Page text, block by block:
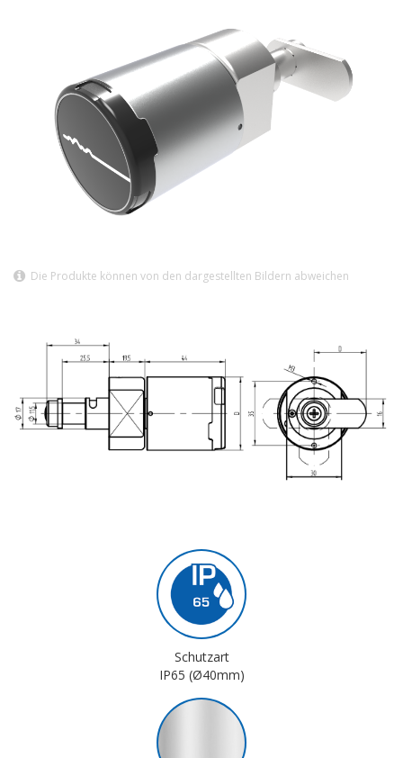
Die Produkte können von den dargestellten Bildern abweichen
Schutzart
IP65 (Ø40mm)